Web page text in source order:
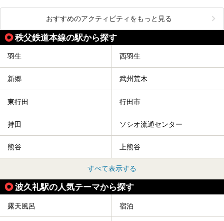
おすすめのアクティビティをもっと見る
秩父鉄道本線の駅から探す
羽生 西羽生
新郷 武州荒木
東行田 行田市
持田 ソシオ流通センター
熊谷 上熊谷
すべて表示する
波久礼駅の人気テーマから探す
露天風呂 宿泊